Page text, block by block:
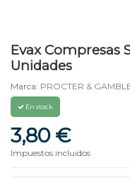
Evax Compresas
Unidades
Marca: PROCTER &
En stock
3,80 €
Impuestos incluidos